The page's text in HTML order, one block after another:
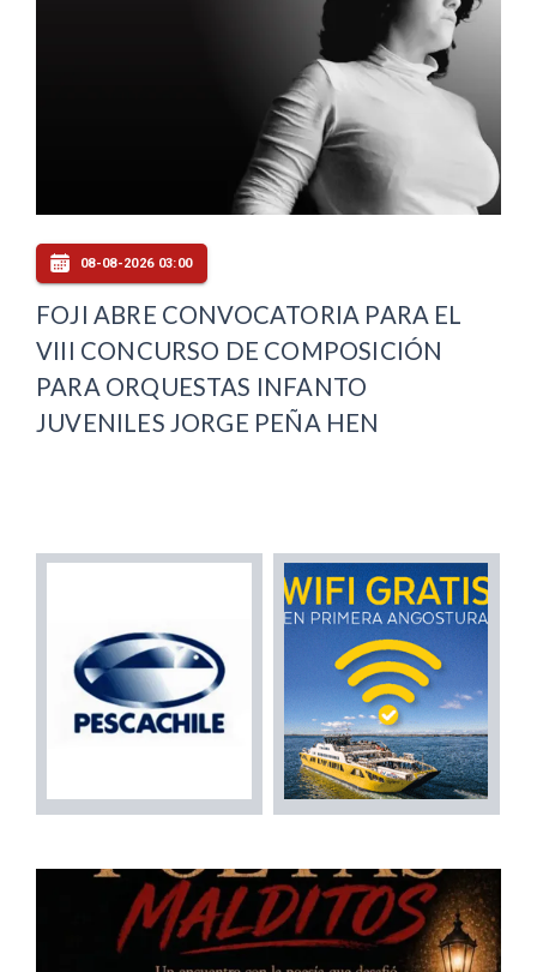
08-08-2026 03:00
FOJI ABRE CONVOCATORIA PARA EL
VIII CONCURSO DE COMPOSICIÓN
PARA ORQUESTAS INFANTO
JUVENILES JORGE PEÑA HEN